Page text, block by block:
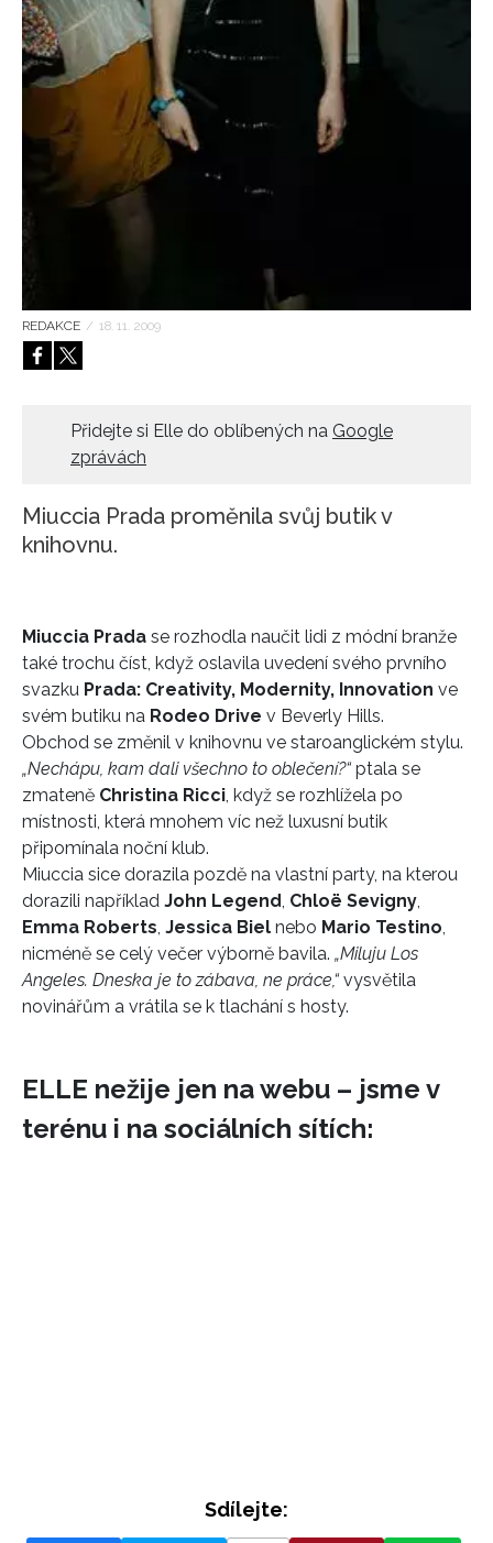
HOME
REDAKCE / 18. 11. 2009
Přidejte si Elle do oblíbených na Google
zprávách
Miuccia Prada proměnila svůj butik v
knihovnu.
Miuccia Prada se rozhodla naučit lidi z módní branže
také trochu číst, když oslavila uvedení svého prvního
svazku Prada: Creativity, Modernity, Innovation ve
svém butiku na Rodeo Drive v Beverly Hills.
Obchod se změnil v knihovnu ve staroanglickém stylu.
„Nechápu, kam dali všechno to oblečení?“ ptala se
zmateně Christina Ricci, když se rozhlížela po
místnosti, která mnohem víc než luxusní butik
připomínala noční klub.
Miuccia sice dorazila pozdě na vlastní party, na kterou
dorazili například John Legend, Chloë Sevigny,
Emma Roberts, Jessica Biel nebo Mario Testino,
nicméně se celý večer výborně bavila. „Miluju Los
Angeles. Dneska je to zábava, ne práce,“ vysvětila
novinářům a vrátila se k tlachání s hosty.
ELLE nežije jen na webu – jsme v
terénu i na sociálních sítích:
Sdílejte: